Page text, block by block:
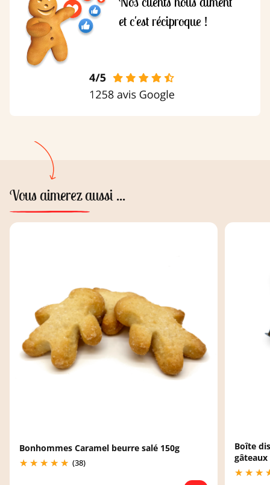
et c'est réciproque !
Vous aimerez aussi ...
Bonhommes Caramel beurre salé 150g
(38)
Boîte
gâteaux